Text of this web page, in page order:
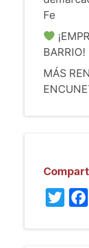
Fe
BARRIO!
MÁS